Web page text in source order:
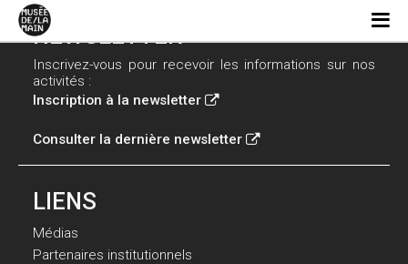
NEWSLETTER
Inscrivez-vous pour recevoir les informations sur nos
activités :
Inscription à la newsletter
Consulter la dernière newsletter
LIENS
Médias
Partenaires institutionnels